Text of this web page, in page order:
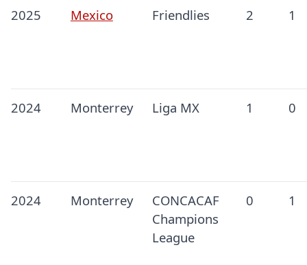
2025 Mexico Friendlies 2 1
2024 Monterrey Liga MX 1 0
2024 Monterrey
CONCACAF
Champions
League
0 1